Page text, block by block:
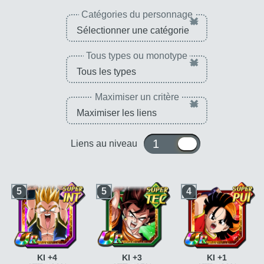
Catégories du personnage×
Tous types ou monotype ×
Maximiser un critère ×
Liens au niveau 1 ou 10
5
KI +4
5
KI +3
4
KI +1